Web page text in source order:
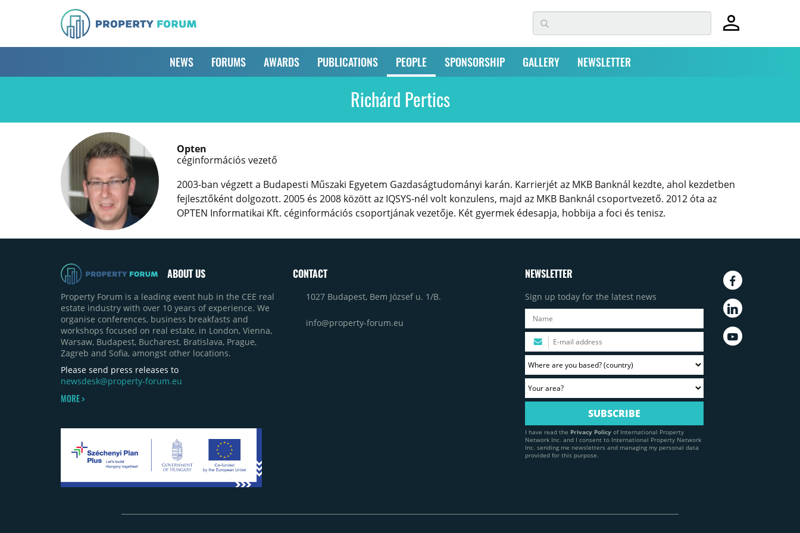
NEWS FORUMS AWARDS PUBLICATIONS PEOPLE SPONSORSHIP GALLERY NEWSLETTER
Richárd Pertics
Opten
céginformációs vezető
2003-ban végzett a Budapesti Műszaki Egyetem Gazdaságtudományi karán. Karrierjét az MKB Banknál kezdte, ahol kezdetben
fejlesztőként dolgozott. 2005 és 2008 között az IQSYS-nél volt konzulens, majd az MKB Banknál csoportvezető. 2012 óta az
OPTEN Informatikai Kft. céginformációs csoportjának vezetője. Két gyermek édesapja, hobbija a foci és tenisz.
ABOUT US
Property Forum is a leading event hub in the CEE real
estate industry with over 10 years of experience. We
organise conferences, business breakfasts and
workshops focused on real estate, in London, Vienna,
Warsaw, Budapest, Bucharest, Bratislava, Prague,
Zagreb and Sofia, amongst other locations.
Please send press releases to
newsdesk@property-forum.eu
MORE >
CONTACT
1027 Budapest, Bem József u. 1/B.
info@property-forum.eu
NEWSLETTER
Sign up today for the latest news
I have read the Privacy Policy of International Property
Network Inc. and I consent to International Property Network
Inc. sending me newsletters and managing my personal data
provided for this purpose.